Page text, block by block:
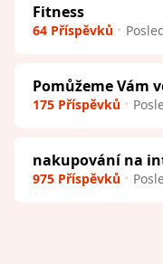
Fitness
64 Příspěvků
Pomůžeme Vám
175 Příspěvků
nakupování na
975 Příspěvků